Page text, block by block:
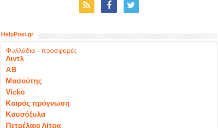
HelpPost.gr
Φυλλάδια - προσφορές
Λιντλ
ΑΒ
Μασούτης
Vicko
Καιρός πρόγνωση
Καυσόξυλα
Πετρέλαιο Λίτρα